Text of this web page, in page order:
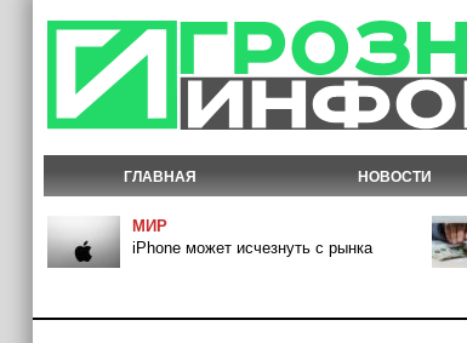
ГЛАВНАЯ НОВОСТИ
МИР
iPhone может исчезнуть с рынка